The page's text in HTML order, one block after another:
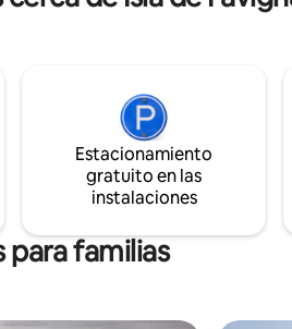
suelos de parqué,
conexión wifi gratuita y
para grupos y
un ambiente
un
Estacionamiento
gratuito en las
instalaciones
para familias